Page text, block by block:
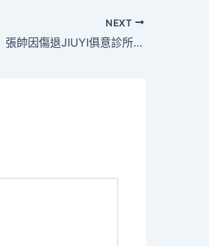
NEXT
【廣網】張帥因傷退JIUYI俱意診所設計賽無緣決賽，孫璐璐、李安爭奪女單冠軍